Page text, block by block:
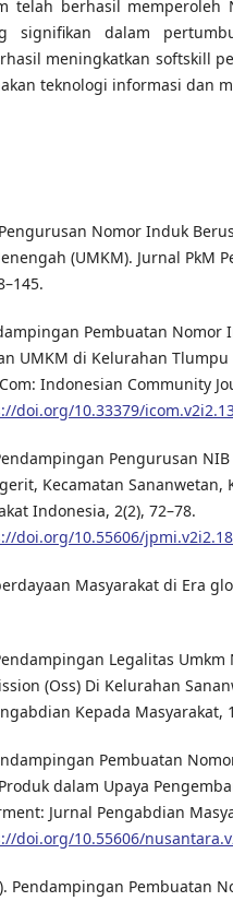
telah berhasil memperoleh
signifikan dalam
meningkatkan softskill
teknologi informasi dan
Nomor Induk
(UMKM). Jurnal PkM
Pembuatan Nomor
UMKM di Kelurahan
Indonesian Community
doi.org/10.33379/
Pengurusan NIB
Kecamatan Sananwetan,
Indonesia, 2(2), 72–78.
doi.org/10.55606/
Masyarakat di Era
Legalitas
(Oss) Di Kelurahan
Kepada Masyarakat,
Pembuatan
dalam Upaya
Jurnal Pengabdian
doi.org/10.55606/
Pendampingan Pembuatan